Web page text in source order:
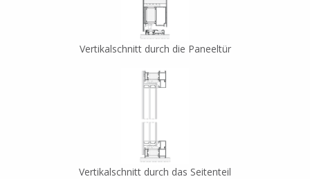
Vertikalschnitt durch die Paneeltür
Vertikalschnitt durch das Seitenteil